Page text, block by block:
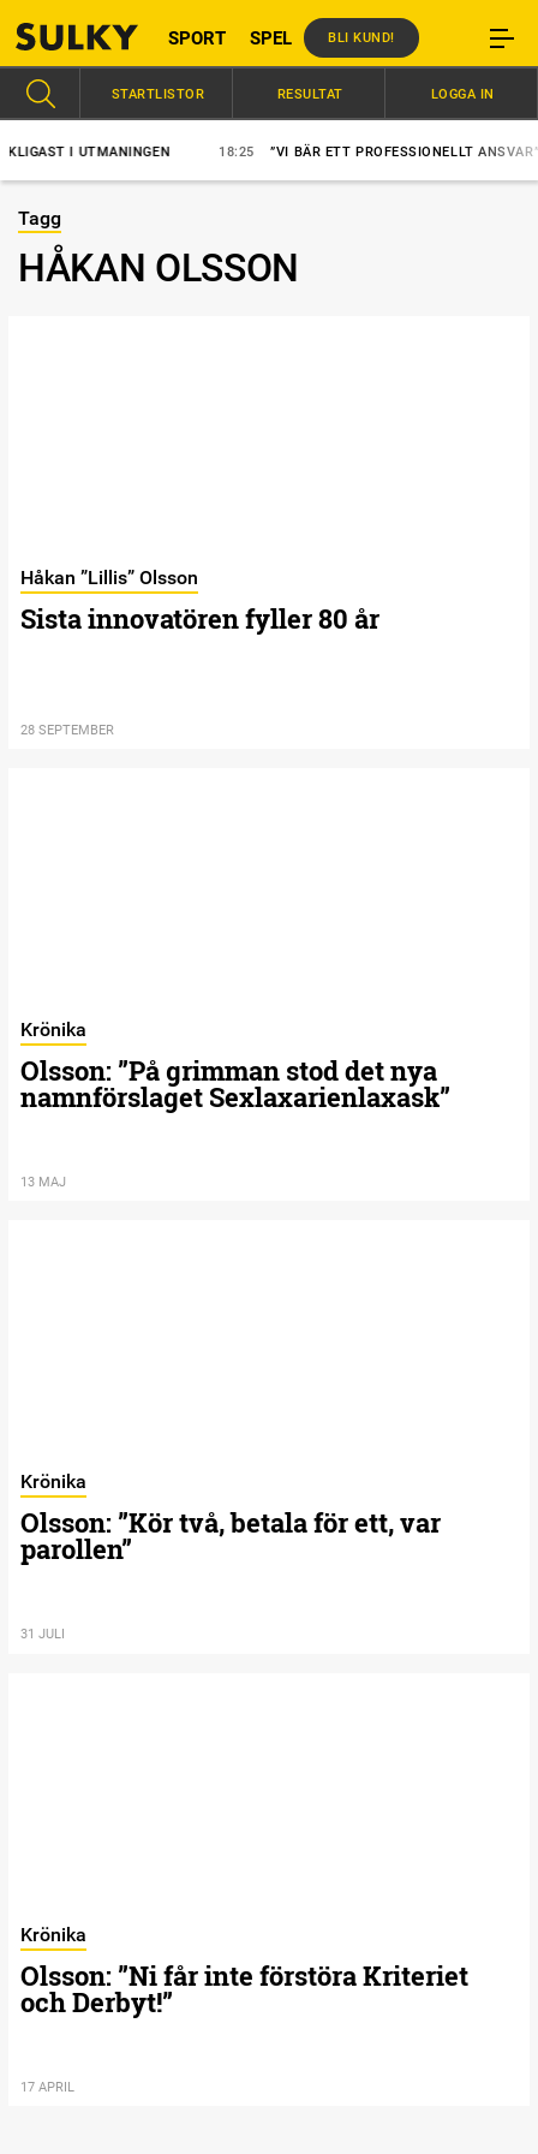
SPORT SPEL BLI KUND!
I UTMANINGEN 18:25 ”VI BÄR ETT PROFESSIONELLT ANSVAR”
STARTLISTOR RESULTAT LOGGA IN
Tagg
HÅKAN OLSSON
Håkan ”Lillis” Olsson
Sista innovatören fyller 80 år
28 SEPTEMBER
Krönika
Olsson: ”På grimman stod det nya
namnförslaget Sexlaxarienlaxask”
13 MAJ
Krönika
Olsson: ”Kör två, betala för ett, var
parollen”
31 JULI
Krönika
Olsson: ”Ni får inte förstöra Kriteriet
och Derbyt!”
17 APRIL